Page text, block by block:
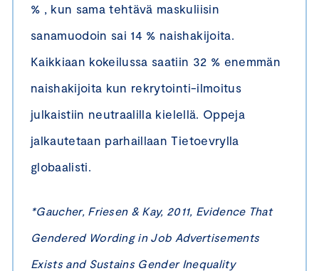
% , kun sama tehtävä maskuliisin
sanamuodoin sai 14 % naishakijoita.
Kaikkiaan kokeilussa saatiin 32 % enemmän
naishakijoita kun rekrytointi-ilmoitus
julkaistiin neutraalilla kielellä. Oppeja
jalkautetaan parhaillaan Tietoevrylla
globaalisti.
*Gaucher, Friesen & Kay, 2011, Evidence That
Gendered Wording in Job Advertisements
Exists and Sustains Gender Inequality